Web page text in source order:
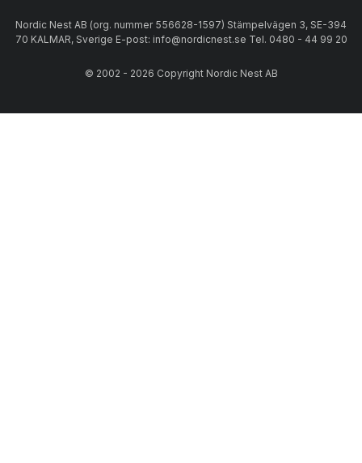
Nordic Nest AB (org. nummer 556628-1597) Stämpelvägen 3, SE-394
70 KALMAR, Sverige E-post: info@nordicnest.se Tel. 0480 - 44 99 20
© 2002 - 2026 Copyright Nordic Nest AB